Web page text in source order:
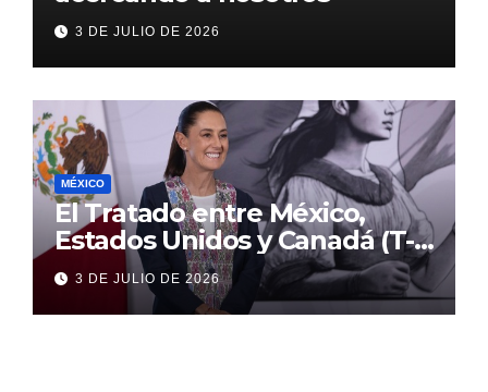
3 DE JULIO DE 2026
MÉXICO
El Tratado entre México,
Estados Unidos y Canadá (T-
MEC) se mantiene hasta el
2036: Presidenta Claudia
Sheinbaum
3 DE JULIO DE 2026